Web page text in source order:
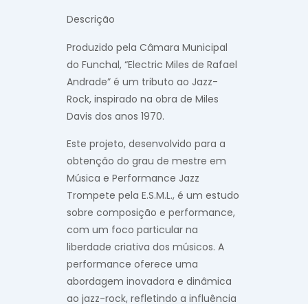
Descrição
Produzido pela Câmara Municipal
do Funchal, “Electric Miles de Rafael
Andrade” é um tributo ao Jazz-
Rock, inspirado na obra de Miles
Davis dos anos 1970.
Este projeto, desenvolvido para a
obtenção do grau de mestre em
Música e Performance Jazz
Trompete pela E.S.M.L., é um estudo
sobre composição e performance,
com um foco particular na
liberdade criativa dos músicos. A
performance oferece uma
abordagem inovadora e dinâmica
ao jazz-rock, refletindo a influência